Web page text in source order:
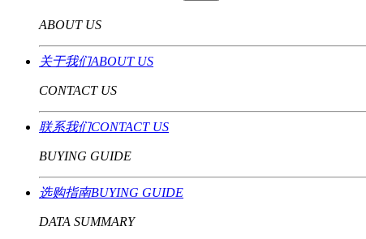
ABOUT US
关于我们ABOUT US
CONTACT US
联系我们CONTACT US
BUYING GUIDE
选购指南BUYING GUIDE
DATA SUMMARY